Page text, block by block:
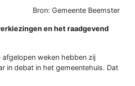
Bron: Gemeente Beemster
en het raadgevend
afgelopen weken hebben zij
in debat in het gemeentehuis. Dat